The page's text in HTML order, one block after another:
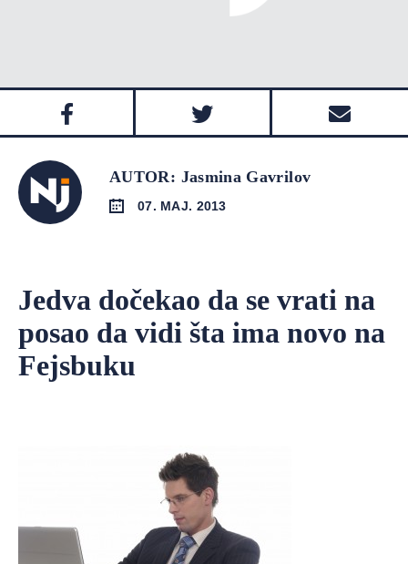
AUTOR: Jasmina Gavrilov
07. MAJ. 2013
Jedva dočekao da se vrati na
posao da vidi šta ima novo na
Fejsbuku